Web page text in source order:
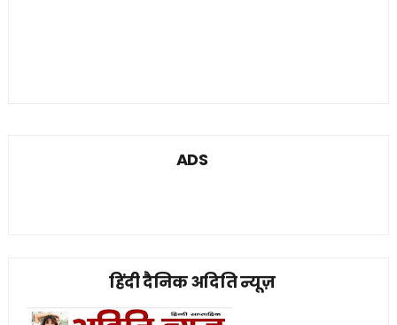
ADS
हिंदी दैनिक अदिति न्यूज़